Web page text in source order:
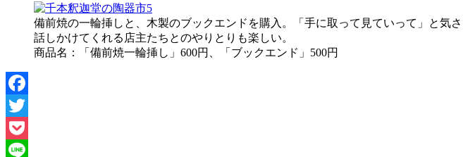
備前焼の一輪挿しと、木製のブックエンドを購入。「手に取って見ていって」と気
話しかけてくれる店主たちとのやりとりも楽しい。
商品名：「備前焼一輪挿し」600円、「ブックエンド」500円
Facebook
Twitter
Pocket